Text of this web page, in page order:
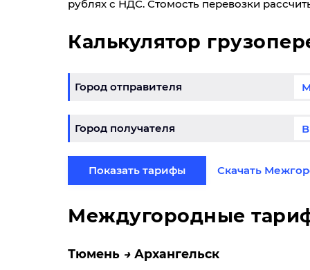
рублях с НДС. Стомость перевозки
Калькулятор
Город отправителя
Город получателя
Показать тарифы Скачать
Междугородные
Тюмень Архангельск